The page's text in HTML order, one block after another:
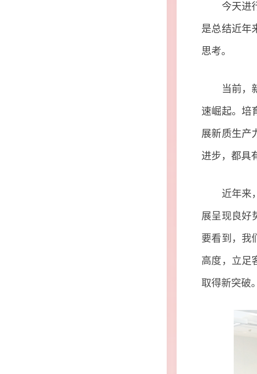
今天进行
是总结近年
思考。
当前，新
速崛起。培
展新质生产
进步，都具
近年来，
展呈现良好
要看到，我
高度，立足
取得新突破。